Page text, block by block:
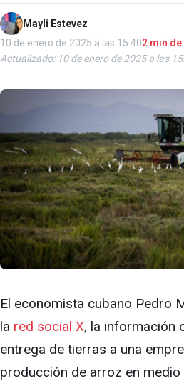
Mayli Estevez
10 de enero de 2025 a las 15:402 min
Actualizado: 10 de enero de 2025 a las
El economista cubano Pedro
la red social X, la información
entrega de tierras a una
producción de arroz en